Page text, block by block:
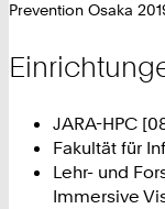
Prevention Osaka
JARA-HPC
Fakultät für
Lehr- und
Immersive